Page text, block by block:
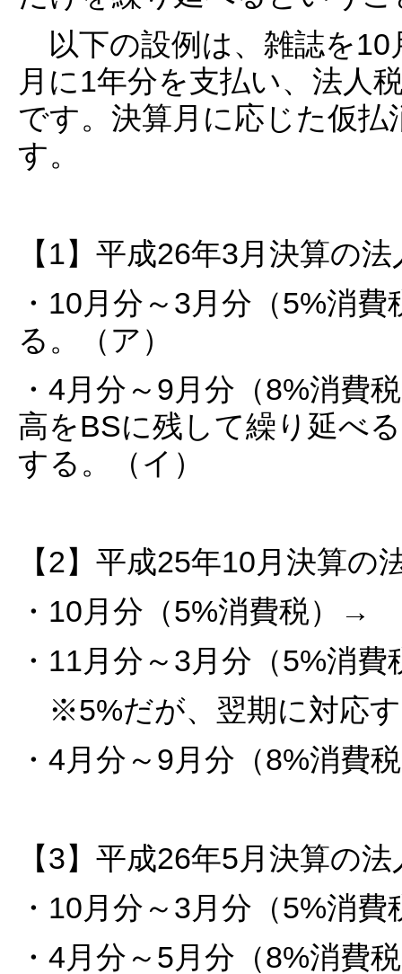
以下の設例は、雑誌を10
月に1年分を支払い、法人
です。決算月に応じた仮
す。
【1】平成26年3月決算の法
・10月分～3月分（5%消
る。（ア）
・4月分～9月分（8%消費
高をBSに残して繰り延べ
する。（イ）
【2】平成25年10月決算の
・10月分（5%消費税）→
・11月分～3月分（5%消
※5%だが、翌期に対応
・4月分～9月分（8%消
【3】平成26年5月決算の法
・10月分～3月分（5%消
・4月分～5月分（8%消